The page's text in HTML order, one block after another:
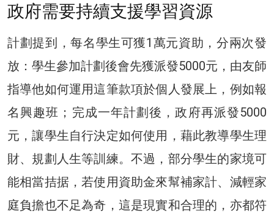
政府需要持續支援學習資源
計劃提到，每名學生可獲1萬元資助，分兩次發
放：學生參加計劃後會先獲派發5000元，由友師
指導他如何運用這筆款項於個人發展上，例如報
名興趣班；完成一年計劃後，政府再派發5000
元，讓學生自行決定如何使用，藉此教導學生理
財、規劃人生等訓練。不過，部分學生的家境可
能相當拮据，若使用資助金來幫補家計、減輕家
庭負擔也不足為奇，這是現實和合理的，亦都符